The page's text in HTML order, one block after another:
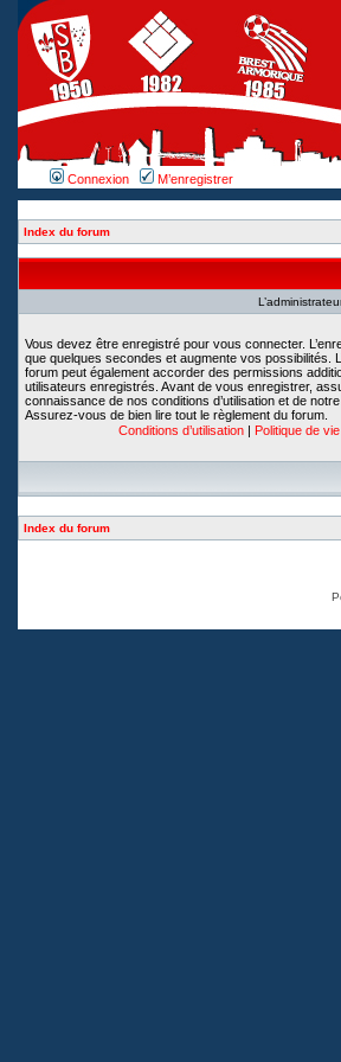
Connexion M’enregistrer
Index du forum
Vous devez être enregistré pour vous connecter.
que quelques secondes et augmente vos possibilités.
forum peut également accorder des permissions
utilisateurs enregistrés. Avant de vous enregistrer,
connaissance de nos conditions d’utilisation et de
Assurez-vous de bien lire tout le règlement du forum.
Conditions d’utilisation | Politique de
Index du forum